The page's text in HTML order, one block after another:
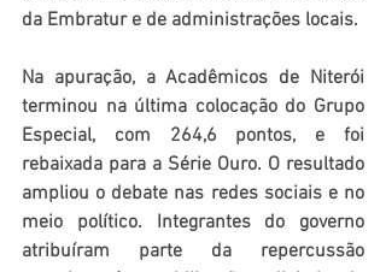
da Embratur e de administrações locais.
Na apuração, a Acadêmicos de Niterói
terminou na última colocação do Grupo
Especial, com 264,6 pontos, e foi
rebaixada para a Série Ouro. O resultado
ampliou o debate nas redes sociais e no
meio político. Integrantes do governo
atribuíram parte da repercussão